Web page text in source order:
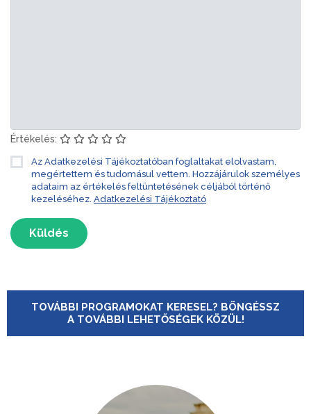
Értékelés:
Az Adatkezelési Tájékoztatóban foglaltakat elolvastam,
megértettem és tudomásul vettem. Hozzájárulok személyes
adataim az értékelés feltüntetésének céljából történő
kezeléséhez. Adatkezelési Tájékoztató
Küldés
TOVÁBBI PROGRAMOKAT KERESEL? BÖNGÉSSZ
A TOVÁBBI LEHETŐSÉGEK KÖZÜL!